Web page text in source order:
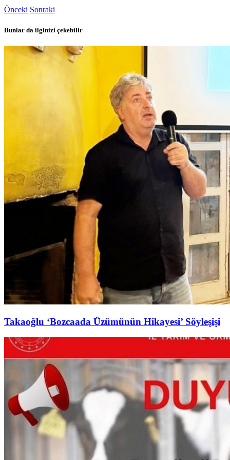
Önceki Sonraki
Bunlar da ilginizi çekebilir
Takaoğlu ‘Bozcaada Üzümünün Hikayesi’ Söyleşişi